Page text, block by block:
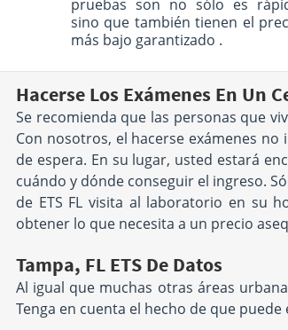
pruebas son no sólo es
sino que también tienen el
más bajo garantizado .
Hacerse Los Exámenes En Un
Se recomienda que las personas que
Con nosotros, el hacerse exámenes
de espera. En su lugar, usted estará
cuándo y dónde conseguir el ingreso.
de ETS FL visita al laboratorio en su
obtener lo que necesita a un precio
Tampa, FL ETS De Datos
Al igual que muchas otras áreas
Tenga en cuenta el hecho de que